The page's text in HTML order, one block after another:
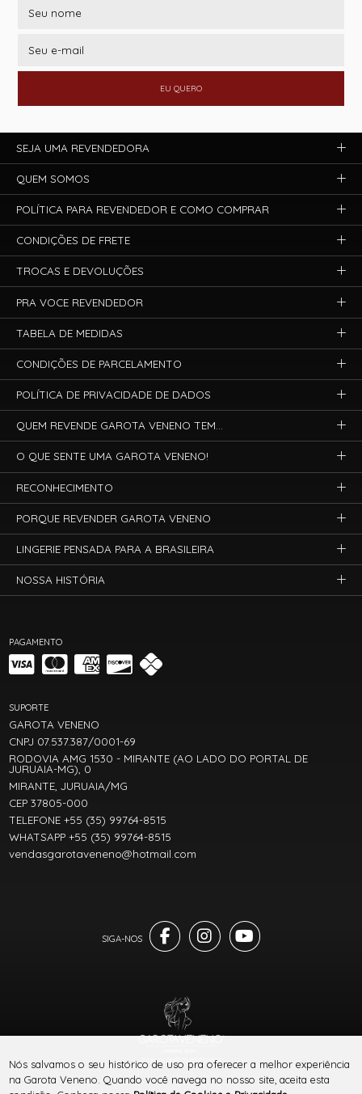
EU QUERO
PAGAMENTO
SUPORTE
GAROTA VENENO
CNPJ 07.537.387/0001-69
RODOVIA AMG 1530 - MIRANTE (AO LADO DO PORTAL DE
JURUAIA-MG), 0
MIRANTE, JURUAIA/MG
CEP 37805-000
TELEFONE +55 (35) 99764-8515
WHATSAPP +55 (35) 99764-8515
vendasgarotaveneno@hotmail.com
SEJA UMA REVENDEDORA
QUEM SOMOS
POLÍTICA PARA REVENDEDOR E COMO COMPRAR
CONDIÇÕES DE FRETE
TROCAS E DEVOLUÇÕES
PRA VOCE REVENDEDOR
TABELA DE MEDIDAS
CONDIÇÕES DE PARCELAMENTO
POLÍTICA DE PRIVACIDADE DE DADOS
QUEM REVENDE GAROTA VENENO TEM...
O QUE SENTE UMA GAROTA VENENO!
RECONHECIMENTO
PORQUE REVENDER GAROTA VENENO
LINGERIE PENSADA PARA A BRASILEIRA
NOSSA HISTÓRIA
® TODOS DIREITOS RESERVADOS
Nós salvamos o seu histórico de uso pra oferecer a melhor experiência
na Garota Veneno. Quando você navega no nosso site, aceita esta